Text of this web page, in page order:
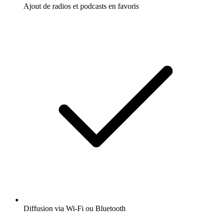
Ajout de radios et podcasts en favoris
Diffusion via Wi-Fi ou Bluetooth